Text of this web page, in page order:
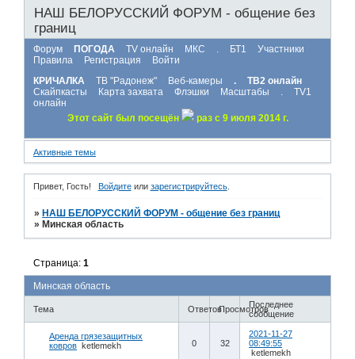
НАШ БЕЛОРУССКИЙ ФОРУМ - общение без
границ
Форум ПОГОДА TV онлайн МКС . БТ1
Участники
Правила
Регистрация
Войти
КРИЧАЛКА
ТВ "Радонеж" Веб-камеры .
ТВ2 онлайн
Скайпкасты
Карта захвата Флэшки Масштабы .
TV1
онлайн
Этот сайт был посещён
раз с 9 июля 2014 г.
Активные темы
Привет, Гость! Войдитеили зарегистрируйтесь.
» НАШ БЕЛОРУССКИЙ ФОРУМ - общение без границ
» Минская область
Минская область
Страница:1
Тема ОтветовПросмотровПоследнее
сообщение
Аренда грязезащитных
ковров ketlemekh 0 32
2021-11-27
08:49:55
ketlemekh